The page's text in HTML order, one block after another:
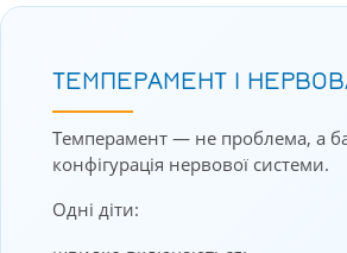
ТЕМПЕРАМЕНТ І
Темперамент — не проблема, а
конфігурація нервової системи.
Одні діти: